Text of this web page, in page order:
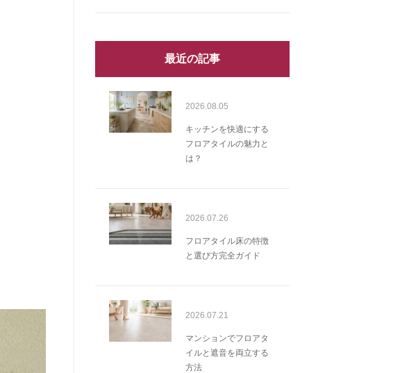
最近の記事
2026.08.05
キッチンを快適にする
フロアタイルの魅力と
は？
2026.07.26
フロアタイル床の特徴
と選び方完全ガイド
2026.07.21
マンションでフロアタ
イルと遮音を両立する
方法